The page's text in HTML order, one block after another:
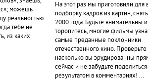
можешь
реальностью
тебе не
из каких
На этот раз мы приготовили для
подборку кадров из картин,
2000 года. Будьте внимательны
торопитесь, многие фильмы
самые преданные поклонники
отечественного кино. Проверьте
насколько вы эрудированны
сейчас и не забудьте поделиться
результатом в комментариях! ...